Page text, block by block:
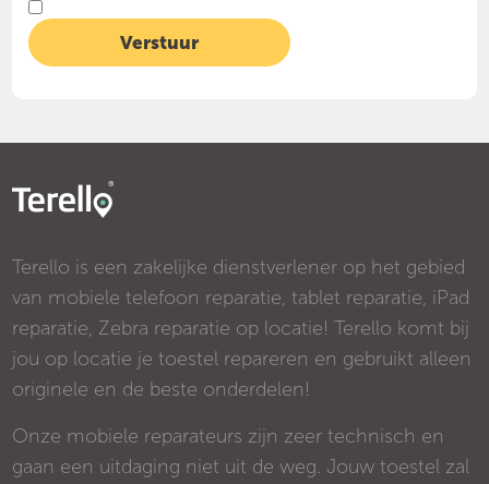
Terello is een zakelijke dienstverlener op het gebied
van mobiele telefoon reparatie, tablet reparatie, iPad
reparatie, Zebra reparatie op locatie! Terello komt bij
jou op locatie je toestel repareren en gebruikt alleen
originele en de beste onderdelen!
Onze mobiele reparateurs zijn zeer technisch en
gaan een uitdaging niet uit de weg. Jouw toestel zal